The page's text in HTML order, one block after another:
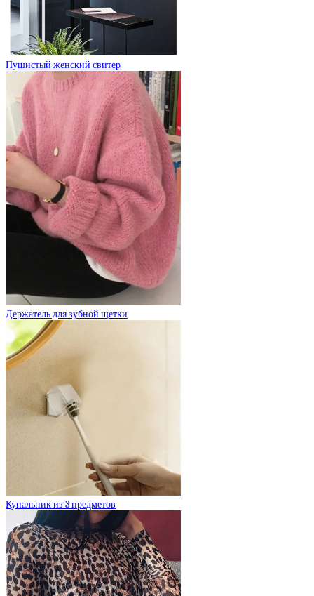
Пушистый женский свитер
Держатель для зубной щетки
Купальник из 3 предметов